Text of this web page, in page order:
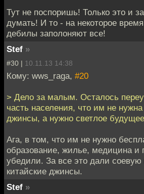
Тут не поспоришь! Только это и
думать! И то - на некоторое
дебилы заполоняют все!
Stef »
#30 | 10.11.13 14:38
Кому: wws_raga, #20
> Дело за малым. Осталось
часть населения, что им не
джинсы, а нужно светлое
Ага, в том, что им не нужно
образование, жилье, медицина и
убедили. За все это дали соевую
китайские джинсы.
Stef »